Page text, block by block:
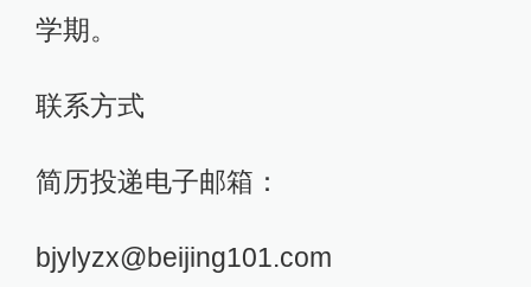
学期。
联系方式
简历投递电子邮箱：
bjylyzx@beijing101.com